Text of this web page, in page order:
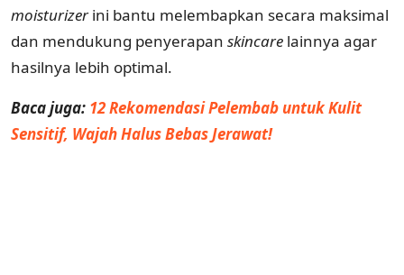
moisturizerini bantu melembapkan secara maksimal
dan mendukung penyerapan skincare lainnya agar
hasilnya lebih optimal.
Baca juga: 12 Rekomendasi Pelembab untuk Kulit
Sensitif, Wajah Halus Bebas Jerawat!